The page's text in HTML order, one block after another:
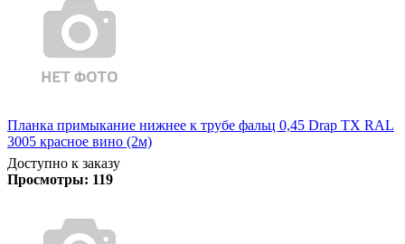
Планка примыкание нижнее к трубе фальц 0,45 Drap TX RAL
3005 красное вино (2м)
Доступно к заказу
Просмотры: 119